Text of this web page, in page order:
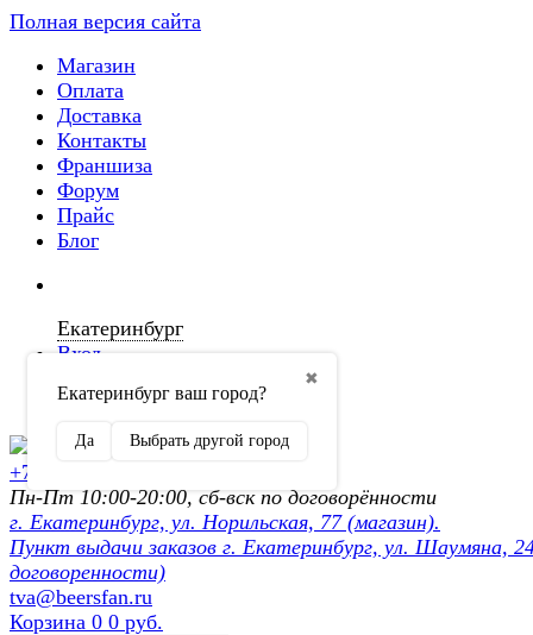
Полная версия сайта
Магазин
Оплата
Доставка
Контакты
Франшиза
Форум
Прайс
Блог
Екатеринбург
✖
Екатеринбург ваш город?
Да Выбрать другой город
Вход
Регистрация
+7 (902) 872-54-70
Пн-Пт 10:00-20:00, сб-вск по договорённости
г. Екатеринбург, ул. Норильская, 77 (магазин).
Пункт выдачи заказов г. Екатеринбург, ул. Шаумяна,
договоренности)
tva@beersfan.ru
Корзина 0 0 руб.